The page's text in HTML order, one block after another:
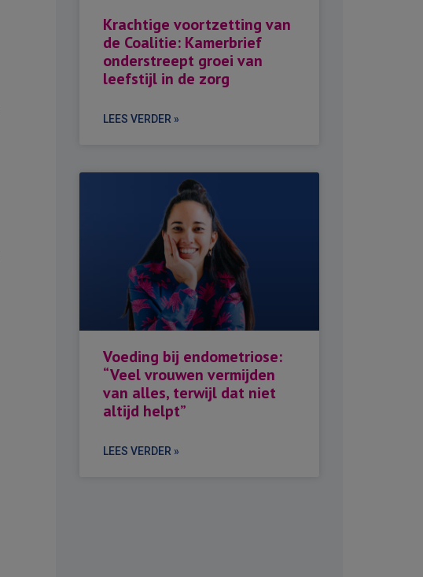
Krachtige voortzetting van
de Coalitie: Kamerbrief
onderstreept groei van
leefstijl in de zorg
LEES VERDER »
Voeding bij endometriose:
“Veel vrouwen vermijden
van alles, terwijl dat niet
altijd helpt”
LEES VERDER »